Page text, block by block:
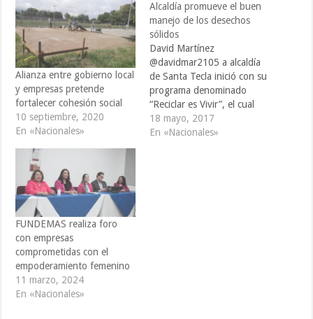
Alianza entre gobierno local
y empresas pretende
fortalecer cohesión social
10 septiembre, 2020
En «Nacionales»
Alcaldía promueve el buen
manejo de los desechos
sólidos
David Martínez
@davidmar2105 a alcaldía
de Santa Tecla inició con su
programa denominado
“Reciclar es Vivir”, el cual
incentiva a la ciudadanía e
instituciones a promover el
18 mayo, 2017
En «Nacionales»
FUNDEMAS realiza foro
con empresas
comprometidas con el
empoderamiento femenino
11 marzo, 2024
En «Nacionales»